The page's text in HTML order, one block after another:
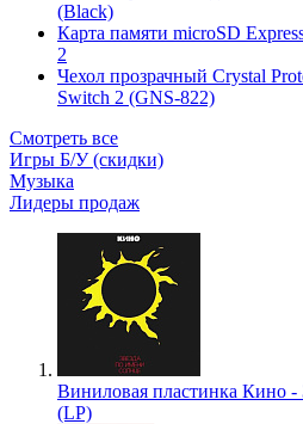
(Black)
Карта памяти microSD
2
Чехол прозрачный Crystal
Switch 2 (GNS-822)
Смотреть все
Игры Б/У (скидки)
Музыка
Лидеры продаж
Виниловая пластинка Кино
(LP)